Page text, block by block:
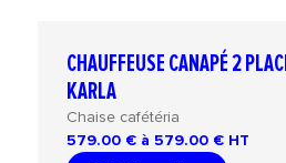
CHAUFFEUSE CANAPÉ 2
KARLA
Chaise cafétéria
579.00 € à 579.00 € HT